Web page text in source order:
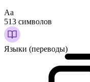
Аа
513 символов
Языки (переводы)